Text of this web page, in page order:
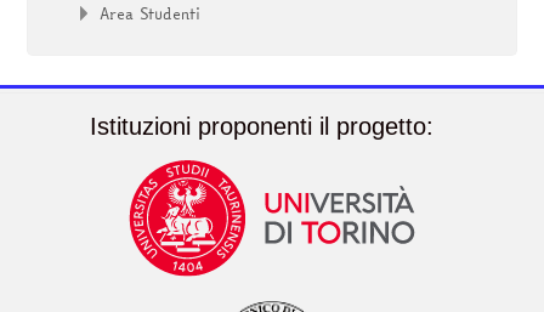
Area Studenti
Istituzioni proponenti il progetto: